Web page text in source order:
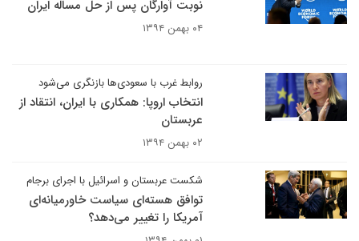
نوبت آوارگان پس از حل مساله ایران
۰۴ بهمن ۱۳۹۴
روابط غرب با سعود‌ی‌ها بازنگری می‌شود
انتخاب اروپا: همکاری با ایران، انتقاد از
عربستان
۰۲ بهمن ۱۳۹۴
شکست عربستان و اسرائیل با اجرای برجام
توافق هسته‌ای سیاست خاورمیانه‌ای
آمریکا را تغییر می‌دهد؟